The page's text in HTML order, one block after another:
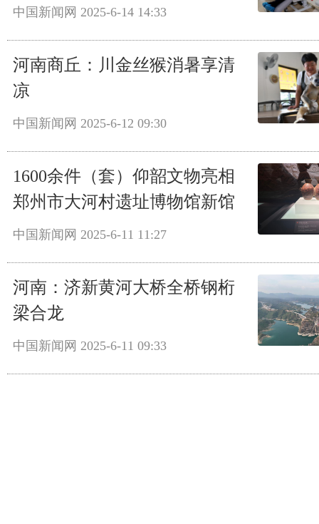
中国新闻网 2025-6-14 14:33
河南商丘：川金丝猴消暑享清
凉
中国新闻网 2025-6-12 09:30
1600余件（套）仰韶文物亮相
郑州市大河村遗址博物馆新馆
中国新闻网 2025-6-11 11:27
河南：济新黄河大桥全桥钢桁
梁合龙
中国新闻网 2025-6-11 09:33